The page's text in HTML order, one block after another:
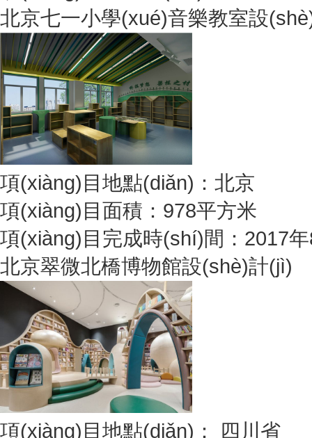
北京七一小學(xué)音樂教室設
項(xiàng)目地點(diǎn)：北京
項(xiàng)目面積：978平方米
項(xiàng)目完成時(shí)間：2017
北京翠微北橋博物館設(shè)計(jì)
項(xiàng)目地點(diǎn)： 四川省